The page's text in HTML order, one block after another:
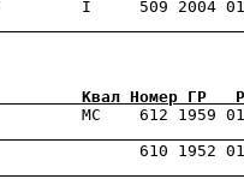
Квал
МС    612
610 1952